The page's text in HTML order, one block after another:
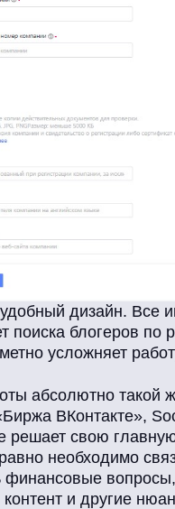
дизайн. Все
поиска блогеров по
усложняет
абсолютно такой
ВКонтакте»,
решает свою
необходимо
финансовые вопросы,
и другие